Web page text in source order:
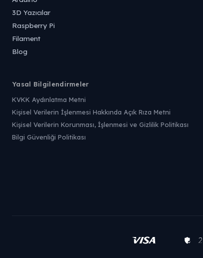
3D Yazıcılar
Raspberry Pi
Filament
Blog
Yasal Bilgilendirmeler
KVKK Aydınlatma Metni
Kişisel Verilerin İşlenmesi Hakkında Açık Rıza Metni
Kişisel Verilerin Korunması, İşlenmesi ve Gizlilik Politikası
Bilgi Güvenliği Politikası